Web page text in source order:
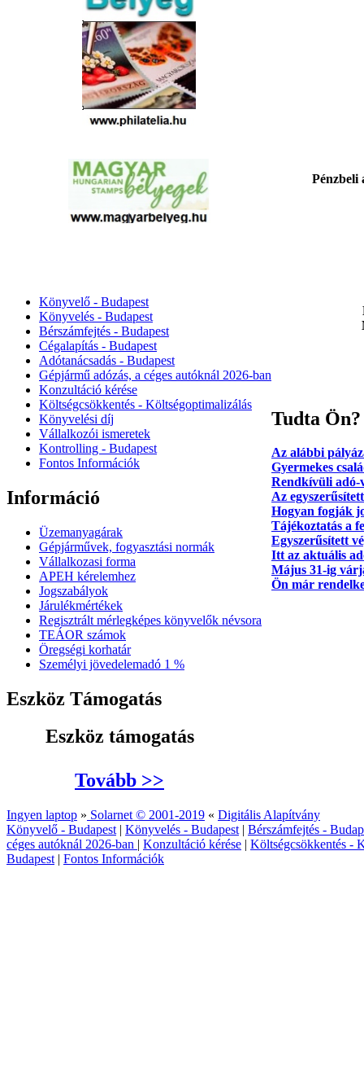
Könyvelő - Budapest
Könyvelés - Budapest
Bérszámfejtés - Budapest
Cégalapítás - Budapest
Adótanácsadás - Budapest
Gépjármű adózás, a céges autóknál 2026‑ban
Konzultáció kérése
Költségcsökkentés - Költségoptimalizálás
Könyvelési díj
Vállalkozói ismeretek
Kontrolling - Budapest
Fontos Információk
Információ
Üzemanyagárak
Gépjárművek, fogyasztási normák
Vállalkozasi forma
APEH kérelemhez
Jogszabályok
Járulékmértékek
Regisztrált mérlegképes könyvelők névsora
TEÁOR számok
Öregségi korhatár
Személyi jövedelemadó 1 %
Eszköz Támogatás
Eszköz támogatás
Tovább >>
Pénzbeli
Tudta Ön?
Az alábbi
Gyermekes
Rendkívüli adó-
Az
Hogyan fogják
Tájékoztatás a
Egyszerűsített
Itt az aktuális
Május 31-ig
Ön már
Ingyen laptop » Solarnet © 2001-2019 « Digitális Alapítvány
Könyvelő - Budapest | Könyvelés - Budapest | Bérszámfejtés -
céges autóknál 2026‑ban | Konzultáció kérése | Költségcsökkentés -
Budapest | Fontos Információk